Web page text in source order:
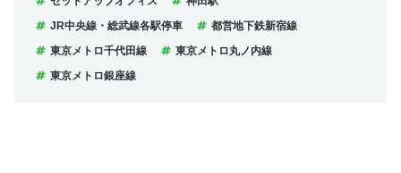
JR中央線・総武線各駅停車
都営地下鉄新宿線
東京メトロ千代田線
東京メトロ丸ノ内線
東京メトロ銀座線